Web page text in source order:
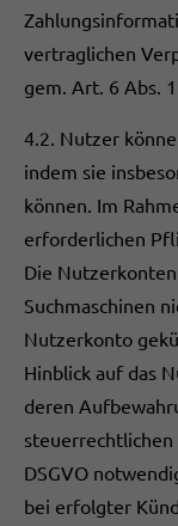
vertraglichen
gem. Art. 6 Abs.
4.2. Nutzer
indem sie
können. Im
erforderlichen
Die
Suchmaschinen
Nutzerkonto
Hinblick auf das
deren
DSGVO
bei erfolgter